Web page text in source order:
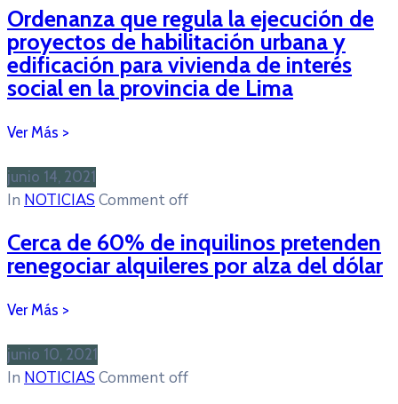
Ordenanza que regula la ejecución de
proyectos de habilitación urbana y
edificación para vivienda de interés
social en la provincia de Lima
junio 14, 2021
In NOTICIAS Comment off
Cerca de 60% de inquilinos pretenden
renegociar alquileres por alza del dólar
junio 10, 2021
In NOTICIAS Comment off